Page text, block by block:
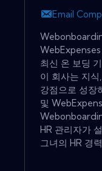
Email
최신 온 보딩
이 회사는 지
강점으로 성장
및
HR 관리자가
그녀의 HR 경